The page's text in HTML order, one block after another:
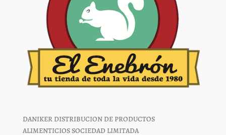
DANIKER DISTRIBUCION DE PRODUCTOS
ALIMENTICIOS SOCIEDAD LIMITADA